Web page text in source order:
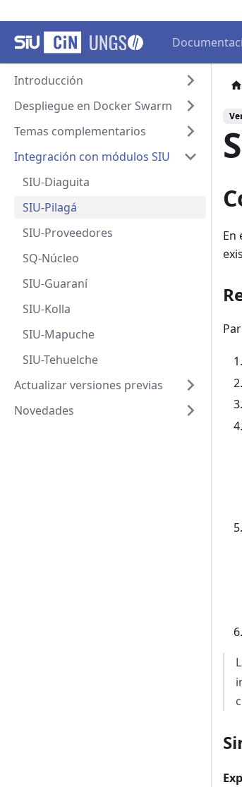
Introducción
Despliegue en Docker Swarm
Temas complementarios
Integración con módulos SIU
SIU-Diaguita
SIU-Pilagá
SIU-Proveedores
SQ-Núcleo
SIU-Guaraní
SIU-Kolla
SIU-Mapuche
SIU-Tehuelche
Actualizar versiones previas
Novedades
En